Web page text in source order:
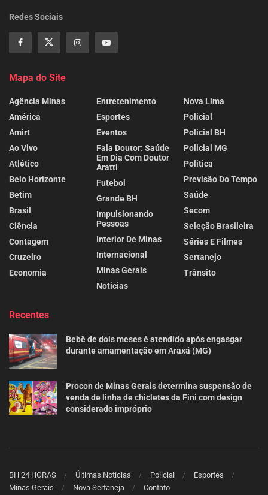
Redes Sociais
Mapa do Site
Agência Minas
América
Amirt
Ao Vivo
Atlético
Belo Horizonte
Betim
Brasil
Ciência
Contagem
Cruzeiro
Economia
Entretenimento
Esportes
Eventos
Fala Doutor: Saúde
Em Dia Com Doutor
Aratti
Futebol
Grande BH
Impulsionando
Pessoas
Interior De Minas
Internacional
Minas Gerais
Noticias
Nova Lima
Policial
Policial BH
Policial MG
Politica
Previsão Do Tempo
Saúde
Secom
Seleção Brasileira
Séries E Filmes
Sertanejo
Trânsito
Recentes
Bebê de dois meses é atendido após engasgar
durante amamentação em Araxá (MG)
Procon de Minas Gerais determina suspensão de
venda de linha de chicletes da Fini com design
considerado impróprio
BH 24 HORAS Últimas Notícias Policial
Esportes
Minas Gerais
Nova Sertaneja Contato